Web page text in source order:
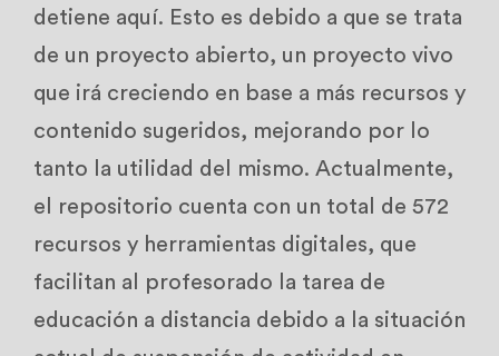
detiene aquí. Esto es debido a que se trata
de un proyecto abierto, un proyecto vivo
que irá creciendo en base a más recursos y
contenido sugeridos, mejorando por lo
tanto la utilidad del mismo. Actualmente,
el repositorio cuenta con un total de 572
recursos y herramientas digitales, que
facilitan al profesorado la tarea de
educación a distancia debido a la situación